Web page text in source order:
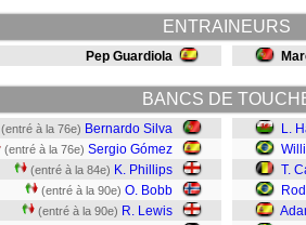
ENTRAINEURS
Pep Guardiola
BANCS DE
(entré à la 76e) Bernardo Silva
(entré à la 76e) Sergio Gómez
(entré à la 84e) K. Phillips
(entré à la 90e) O. Bobb
(entré à la 90e) R. Lewis
L.
T.